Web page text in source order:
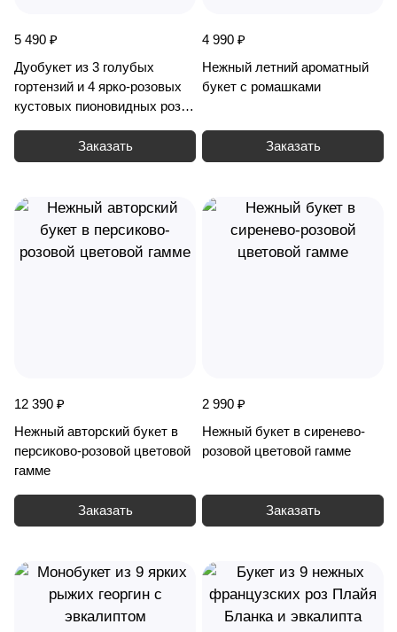
5 490 ₽
Дуобукет из 3 голубых
гортензий и 4 ярко-розовых
кустовых пионовидных роз
Заказать
4 990 ₽
Нежный летний ароматный
букет с ромашками
Заказать
12 390 ₽
Нежный авторский букет в
персиково-розовой цветовой
гамме
Заказать
2 990 ₽
Нежный букет в сиренево-
розовой цветовой гамме
Заказать